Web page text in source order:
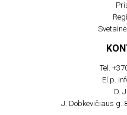
Tel.
El.p.
D.
J. Dobkevičiaus g.